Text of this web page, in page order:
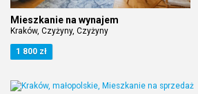
Mieszkanie na wynajem
Kraków, Czyżyny, Czyżyny
1 800 zł